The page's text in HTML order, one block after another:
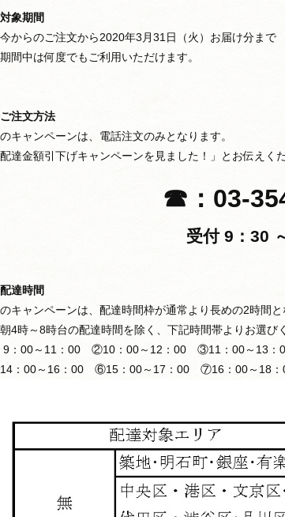
象期間
からのご注文から2020年3月31日（火）お届け分まで
間中は何度でもご利用いただけます。
注文方法
キャンペーンは、電話注文のみとなります。
配達金額引下げキャンペーンを見ました！」とお伝えく
☎：03-
受付 9：30
達時間
キャンペーンは、配達時間枠が通常より長めの2時間と
4時～8時台の配達時間を除く、下記時間帯よりお選び
：00～11：00 ②10：00～12：00 ③11：00～13：
：00～16：00 ⑥15：00～17：00 ⑦16：00～18